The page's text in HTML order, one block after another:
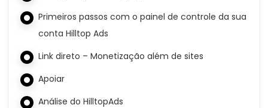
Primeiros passos com o painel de controle da sua
conta Hilltop Ads
Link direto – Monetização além de sites
Apoiar
Análise do HilltopAds